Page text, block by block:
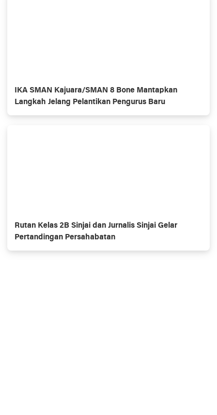
IKA SMAN Kajuara/SMAN 8 Bone Mantapkan
Langkah Jelang Pelantikan Pengurus Baru
Rutan Kelas 2B Sinjai dan Jurnalis Sinjai Gelar
Pertandingan Persahabatan